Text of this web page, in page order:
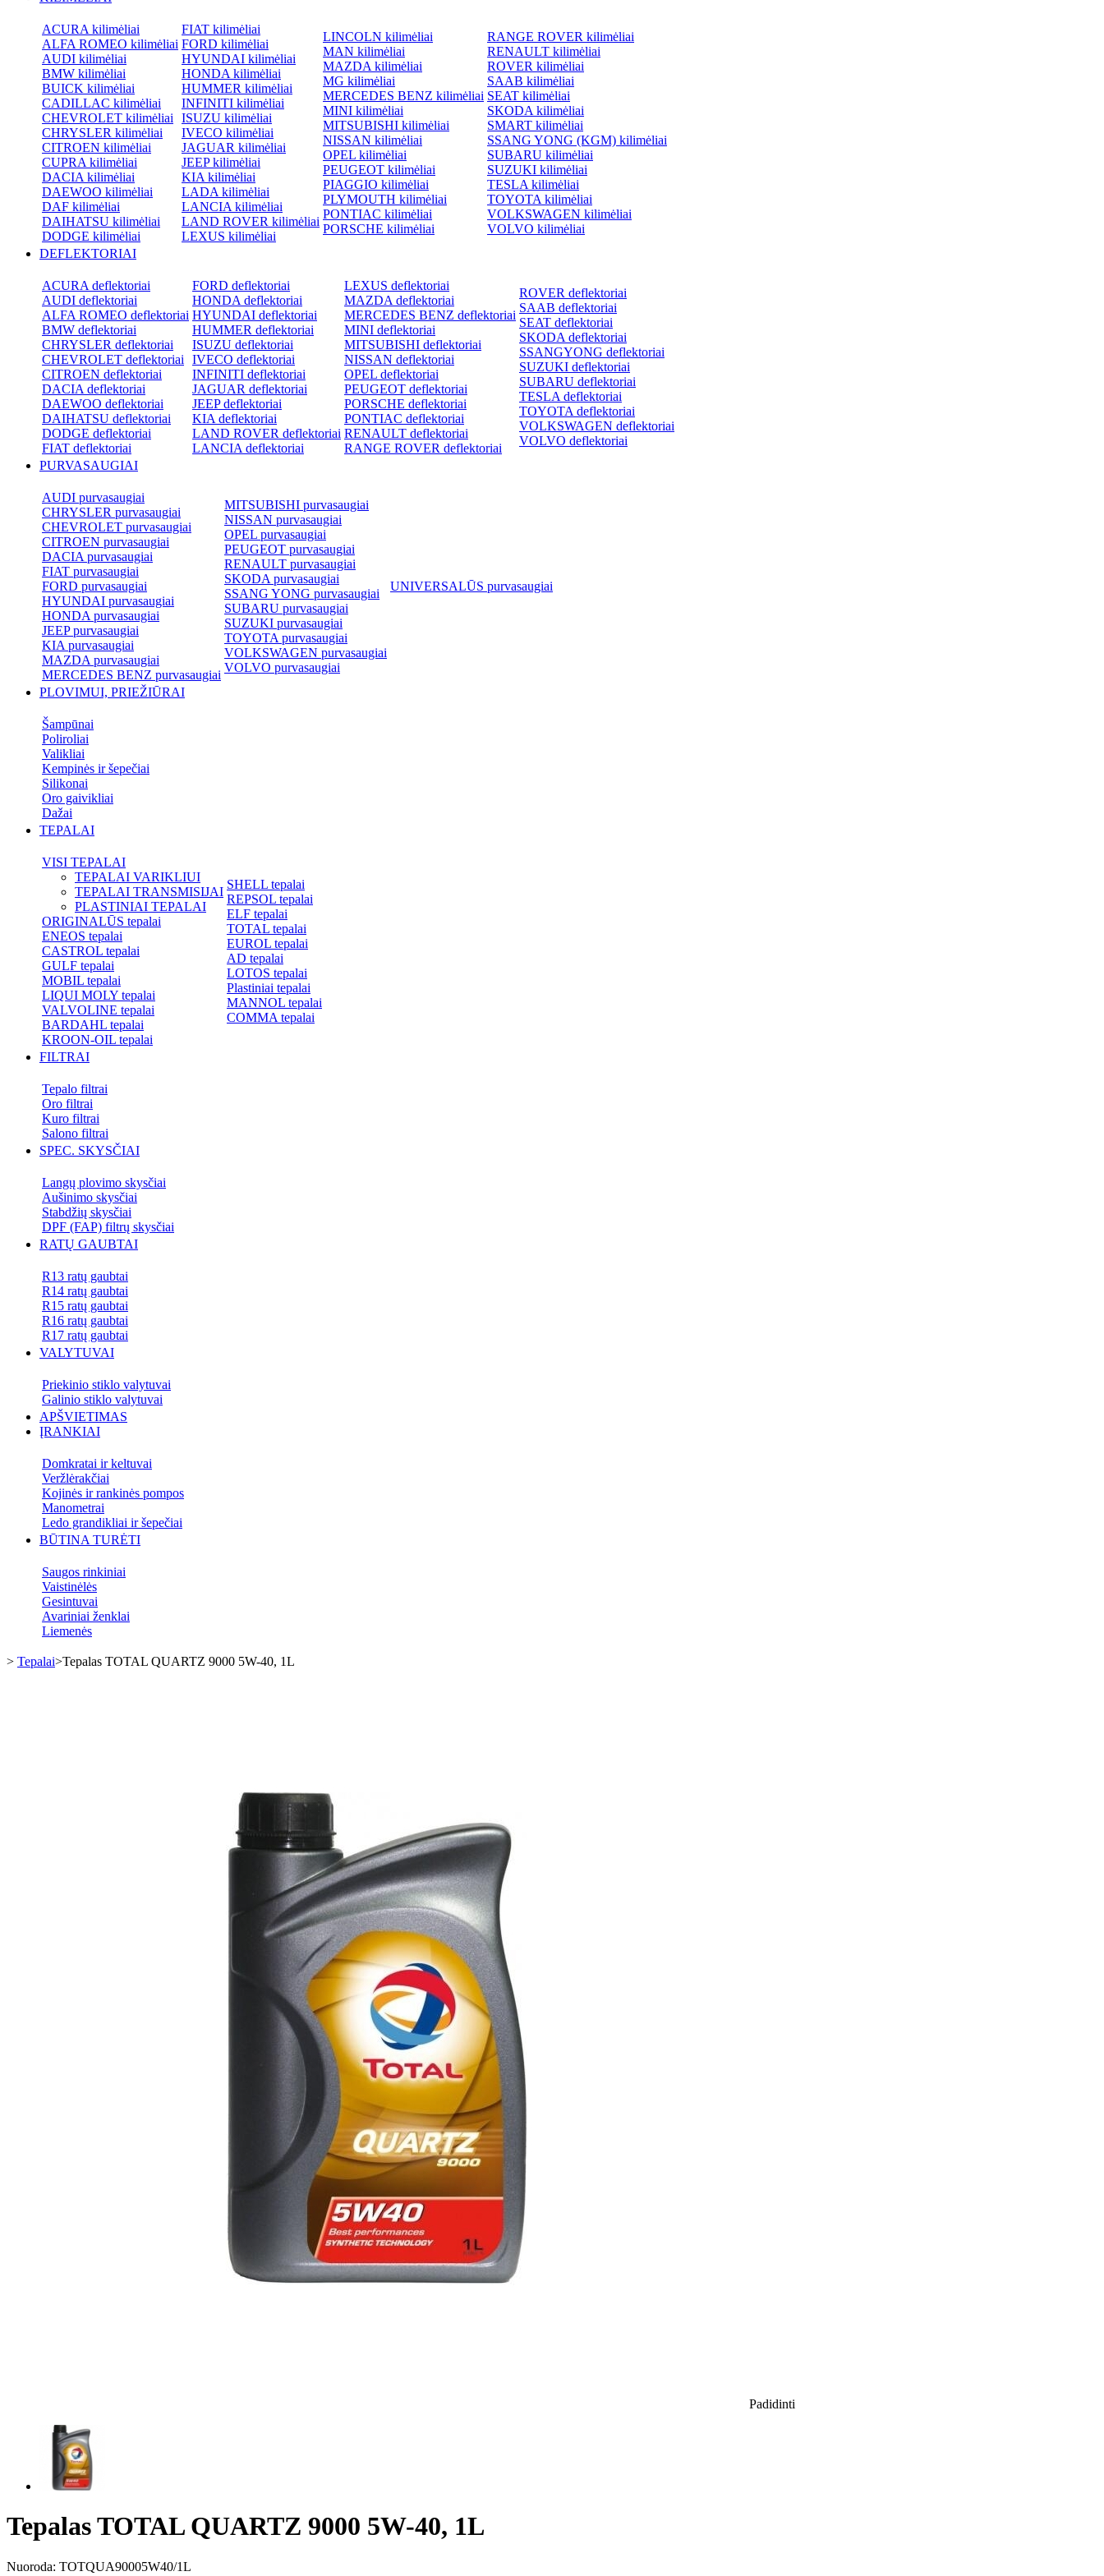
ACURA kilimėliai
ALFA ROMEO kilimėliai
AUDI kilimėliai
BMW kilimėliai
BUICK kilimėliai
CADILLAC kilimėliai
CHEVROLET kilimėliai
CHRYSLER kilimėliai
CITROEN kilimėliai
CUPRA kilimėliai
DACIA kilimėliai
DAEWOO kilimėliai
DAF kilimėliai
DAIHATSU kilimėliai
DODGE kilimėliai
FIAT kilimėliai
FORD kilimėliai
HYUNDAI kilimėliai
HONDA kilimėliai
HUMMER kilimėliai
INFINITI kilimėliai
ISUZU kilimėliai
IVECO kilimėliai
JAGUAR kilimėliai
JEEP kilimėliai
KIA kilimėliai
LADA kilimėliai
LANCIA kilimėliai
LAND ROVER kilimėliai
LEXUS kilimėliai
LINCOLN kilimėliai
MAN kilimėliai
MAZDA kilimėliai
MG kilimėliai
MERCEDES BENZ kilimėliai
MINI kilimėliai
MITSUBISHI kilimėliai
NISSAN kilimėliai
OPEL kilimėliai
PEUGEOT kilimėliai
PIAGGIO kilimėliai
PLYMOUTH kilimėliai
PONTIAC kilimėliai
PORSCHE kilimėliai
RANGE ROVER kilimėliai
RENAULT kilimėliai
ROVER kilimėliai
SAAB kilimėliai
SEAT kilimėliai
SKODA kilimėliai
SMART kilimėliai
SSANG YONG (KGM) kilimėliai
SUBARU kilimėliai
SUZUKI kilimėliai
TESLA kilimėliai
TOYOTA kilimėliai
VOLKSWAGEN kilimėliai
VOLVO kilimėliai
DEFLEKTORIAI
ACURA deflektoriai
AUDI deflektoriai
ALFA ROMEO deflektoriai
BMW deflektoriai
CHRYSLER deflektoriai
CHEVROLET deflektoriai
CITROEN deflektoriai
DACIA deflektoriai
DAEWOO deflektoriai
DAIHATSU deflektoriai
DODGE deflektoriai
FIAT deflektoriai
FORD deflektoriai
HONDA deflektoriai
HYUNDAI deflektoriai
HUMMER deflektoriai
ISUZU deflektoriai
IVECO deflektoriai
INFINITI deflektoriai
JAGUAR deflektoriai
JEEP deflektoriai
KIA deflektoriai
LAND ROVER deflektoriai
LANCIA deflektoriai
LEXUS deflektoriai
MAZDA deflektoriai
MERCEDES BENZ deflektoriai
MINI deflektoriai
MITSUBISHI deflektoriai
NISSAN deflektoriai
OPEL deflektoriai
PEUGEOT deflektoriai
PORSCHE deflektoriai
PONTIAC deflektoriai
RENAULT deflektoriai
RANGE ROVER deflektoriai
ROVER deflektoriai
SAAB deflektoriai
SEAT deflektoriai
SKODA deflektoriai
SSANGYONG deflektoriai
SUZUKI deflektoriai
SUBARU deflektoriai
TESLA deflektoriai
TOYOTA deflektoriai
VOLKSWAGEN deflektoriai
VOLVO deflektoriai
PURVASAUGIAI
AUDI purvasaugiai
CHRYSLER purvasaugiai
CHEVROLET purvasaugiai
CITROEN purvasaugiai
DACIA purvasaugiai
FIAT purvasaugiai
FORD purvasaugiai
HYUNDAI purvasaugiai
HONDA purvasaugiai
JEEP purvasaugiai
KIA purvasaugiai
MAZDA purvasaugiai
MERCEDES BENZ purvasaugiai
MITSUBISHI purvasaugiai
NISSAN purvasaugiai
OPEL purvasaugiai
PEUGEOT purvasaugiai
RENAULT purvasaugiai
SKODA purvasaugiai
SSANG YONG purvasaugiai
SUBARU purvasaugiai
SUZUKI purvasaugiai
TOYOTA purvasaugiai
VOLKSWAGEN purvasaugiai
VOLVO purvasaugiai
UNIVERSALŪS purvasaugiai
PLOVIMUI, PRIEŽIŪRAI
Šampūnai
Poliroliai
Valikliai
Kempinės ir šepečiai
Silikonai
Oro gaivikliai
Dažai
TEPALAI
VISI TEPALAI
TEPALAI VARIKLIUI
TEPALAI TRANSMISIJAI
PLASTINIAI TEPALAI
ORIGINALŪS tepalai
ENEOS tepalai
CASTROL tepalai
GULF tepalai
MOBIL tepalai
LIQUI MOLY tepalai
VALVOLINE tepalai
BARDAHL tepalai
KROON-OIL tepalai
SHELL tepalai
REPSOL tepalai
ELF tepalai
TOTAL tepalai
EUROL tepalai
AD tepalai
LOTOS tepalai
Plastiniai tepalai
MANNOL tepalai
COMMA tepalai
FILTRAI
Tepalo filtrai
Oro filtrai
Kuro filtrai
Salono filtrai
SPEC. SKYSČIAI
Langų plovimo skysčiai
Aušinimo skysčiai
Stabdžių skysčiai
DPF (FAP) filtrų skysčiai
RATŲ GAUBTAI
R13 ratų gaubtai
R14 ratų gaubtai
R15 ratų gaubtai
R16 ratų gaubtai
R17 ratų gaubtai
VALYTUVAI
Priekinio stiklo valytuvai
Galinio stiklo valytuvai
APŠVIETIMAS
ĮRANKIAI
Domkratai ir keltuvai
Veržlėrakčiai
Kojinės ir rankinės pompos
Manometrai
Ledo grandikliai ir šepečiai
BŪTINA TURĖTI
Saugos rinkiniai
Vaistinėlės
Gesintuvai
Avariniai ženklai
Liemenės
> Tepalai>Tepalas TOTAL QUARTZ 9000 5W-40, 1L
Padidinti
Tepalas TOTAL QUARTZ 9000 5W-40, 1L
Nuoroda: TOTQUA90005W40/1L